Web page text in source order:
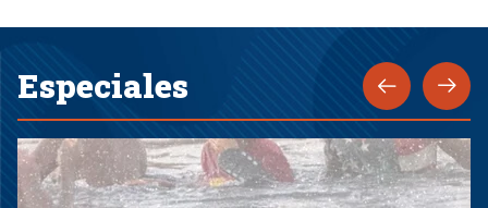
Especiales